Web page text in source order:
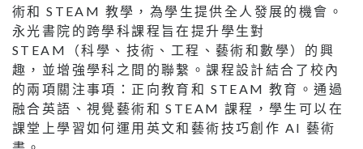
術和 STEAM 教學，為學生提供全人發展的機會。
永光書院的跨學科課程旨在提升學生對
STEAM（科學、技術、工程、藝術和數學）的興
趣，並增強學科之間的聯繫。課程設計結合了校內
的兩項關注事項：正向教育和 STEAM 教育。通過
融合英語、視覺藝術和 STEAM 課程，學生可以在
課堂上學習如何運用英文和藝術技巧創作 AI 藝術